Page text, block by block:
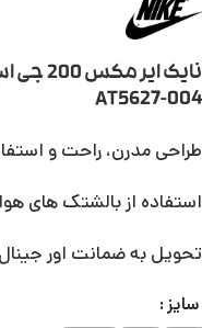
AT5627-004
طراحی مدرن، راحت و
استفاده از بالشتک های
تحویل به ضمانت اور جینال
سایز